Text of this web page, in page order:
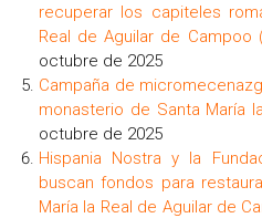
recuperar los capiteles
Real de Aguilar de Campoo
octubre de 2025
Campaña de
monasterio de Santa María
octubre de 2025
Hispania Nostra y la
buscan fondos para
María la Real de Aguilar de